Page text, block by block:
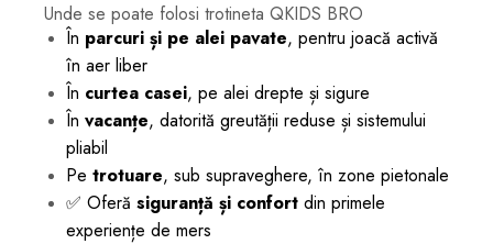
Unde se poate folosi trotineta QKIDS BRO
În parcuri și pe alei pavate, pentru joacă activă
în aer liber
În curtea casei, pe alei drepte și sigure
În vacanțe, datorită greutății reduse și sistemului
pliabil
Pe trotuare, sub supraveghere, în zone pietonale
✅ Oferă siguranță și confort din primele
experiențe de mers